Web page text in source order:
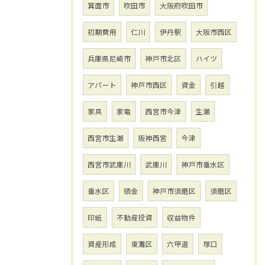
箕面市 吹田市 大阪府吹田市
初期費用 仁川 伊丹駅 大阪市西区
兵庫県尼崎市 神戸市北区 ハイツ
アパート 神戸市西区 資金 引越
家具 家電 西宮市今津 生瀬
西宮市生瀬 阪神西宮 今津
西宮市武庫川 武庫川 神戸市垂水区
垂水区 頭金 神戸市須磨区 須磨区
印紙 不動産投資 収益物件
資産形成 東灘区 六甲道 塚口